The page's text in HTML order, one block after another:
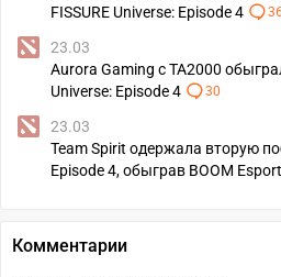
FISSURE Universe: Episode 4
23.03
Aurora Gaming с TA2000
Universe: Episode 4
30
23.03
Team Spirit одержала вторую
Episode 4, обыграв BOOM
Комментарии